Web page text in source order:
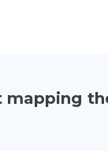
mapping